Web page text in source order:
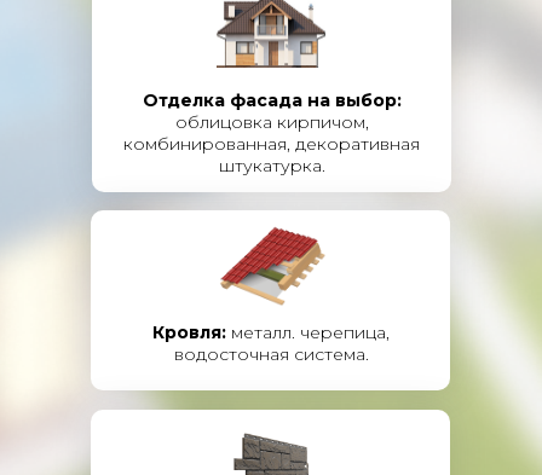
Отделка фасада на выбор:
облицовка кирпичом,
комбинированная, декоративная
штукатурка.
Кровля: металл. черепица,
водосточная система.